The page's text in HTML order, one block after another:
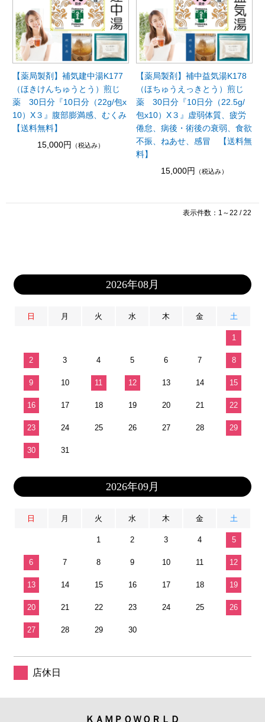
【薬局製剤】補気建中湯K177
（ほきけんちゅうとう）煎じ
薬 30日分『10日分（22g/包x
10）X３』腹部膨満感、むくみ
【送料無料】
15,000円 （税込み）
【薬局製剤】補中益気湯K178
（ほちゅうえっきとう）煎じ
薬 30日分『10日分（22.5g/
包x10）X３』虚弱体質、疲労
倦怠、病後・術後の衰弱、食欲
不振、ねあせ、感冒 【送料無
料】
15,000円
（税込み）
表示件数：1～22 / 22
2026年08月
日 月 火 水 木 金 土
1
2 3 4 5 6 7 8
9 10 11 12 13 14 15
16 17 18 19 20 21 22
23 24 25 26 27 28 29
30 31
2026年09月
日 月 火 水 木 金 土
1 2 3 4 5
6 7 8 9 10 11 12
13 14 15 16 17 18 19
20 21 22 23 24 25 26
27 28 29 30
店休日
ＫＡＭＰＯＷＯＲＬＤ